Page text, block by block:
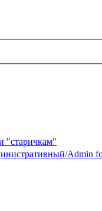
"старичкам"
Admin